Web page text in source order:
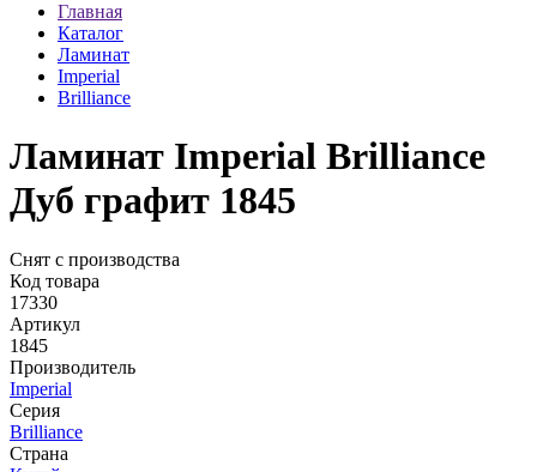
Главная
Каталог
Ламинат
Imperial
Brilliance
Ламинат Imperial Brilliance
Дуб графит 1845
Снят с производства
Код товара
17330
Артикул
1845
Производитель
Imperial
Серия
Brilliance
Страна